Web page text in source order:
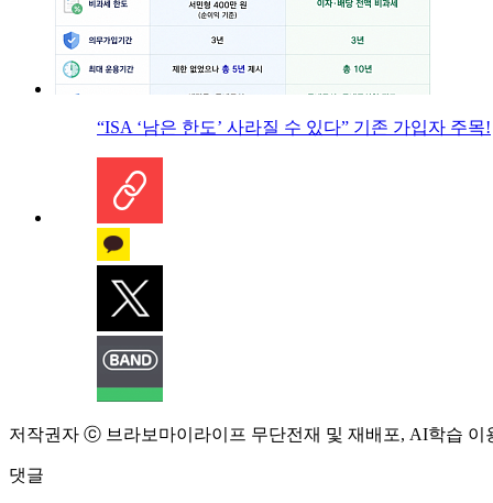
“ISA ‘남은 한도’ 사라질 수 있다” 기존 가입자 주목!
저작권자 ⓒ 브라보마이라이프 무단전재 및 재배포, AI학습 이
댓글